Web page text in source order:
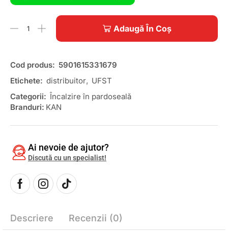
Adaugă În Coș
Cod produs: 5901615331679
Etichete: distribuitor, UFST
Categorii: Încalzire în pardoseală
Branduri: KAN
Ai nevoie de ajutor?
Discută cu un specialist!
Descriere Recenzii (0)